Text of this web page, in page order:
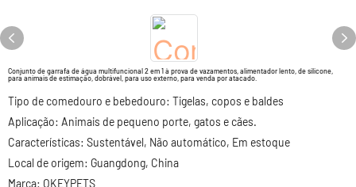
Conjunto de garrafa de água multifuncional 2 em 1 à prova de vazamentos, alimentador lento, de silicone,
para animais de estimação, dobrável, para uso externo, para venda por atacado.
Tipo de comedouro e bebedouro: Tigelas, copos e baldes
Aplicação: Animais de pequeno porte, gatos e cães.
Características: Sustentável, Não automático, Em estoque
Local de origem: Guangdong, China
Marca: OKEYPETS